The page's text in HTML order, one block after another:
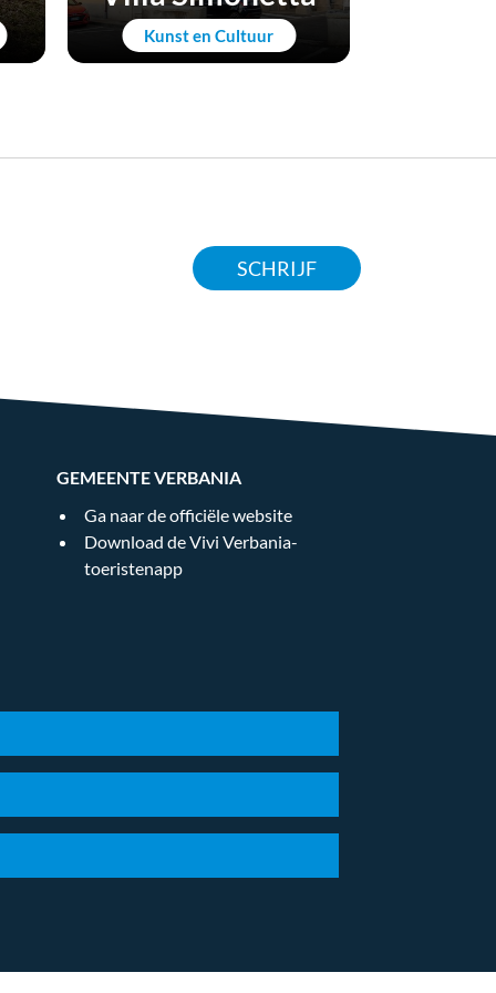
Kunst en Cultuur
SCHRIJF
GEMEENTE VERBANIA
Ga naar de officiële website
Download de Vivi Verbania-
toeristenapp